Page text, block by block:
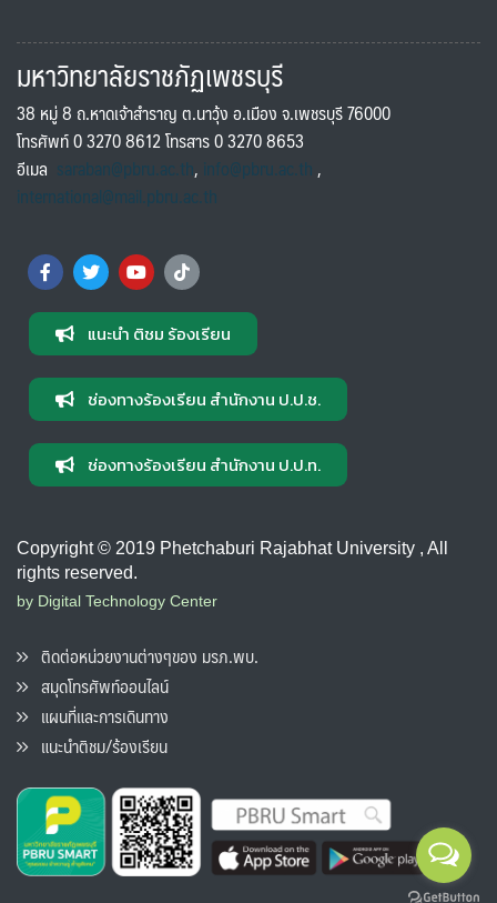
มหาวิทยาลัยราชภัฏเพชรบุรี
38 หมู่ 8 ถ.หาดเจ้าสำราญ ต.นาวุ้ง อ.เมือง จ.เพชรบุรี 76000
โทรศัพท์ 0 3270 8612 โทรสาร 0 3270 8653
อีเมล saraban@pbru.ac.th, info@pbru.ac.th,
international@mail.pbru.ac.th
แนะนำ ติชม ร้องเรียน
ช่องทางร้องเรียน สำนักงาน ป.ป.ช.
ช่องทางร้องเรียน สำนักงาน ป.ป.ท.
Copyright © 2019 Phetchaburi Rajabhat University , All
rights reserved.
by Digital Technology Center
ติดต่อหน่วยงานต่างๆของ มรภ.พบ.
สมุดโทรศัพท์ออนไลน์
แผนที่และการเดินทาง
แนะนำติชม/ร้องเรียน